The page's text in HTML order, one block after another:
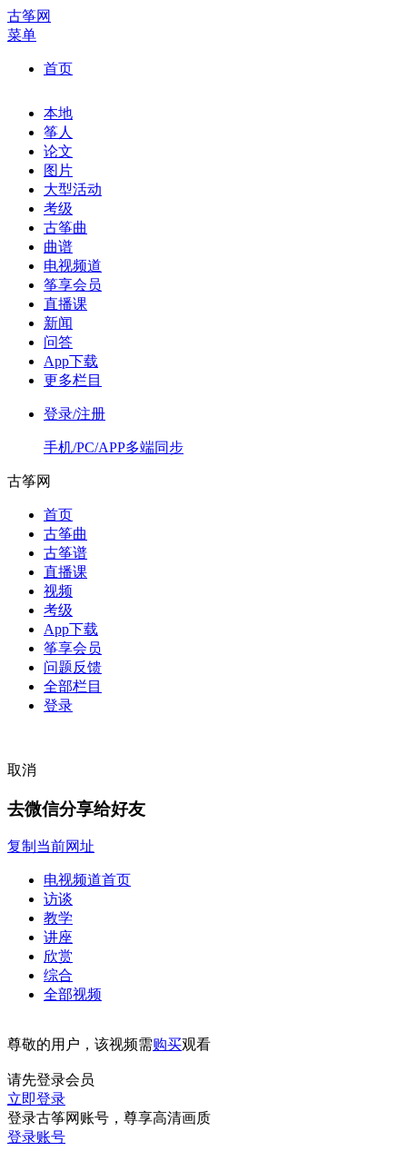
古筝网
菜单
首页
本地
筝人
论文
图片
大型活动
考级
古筝曲
曲谱
电视频道
筝享会员
直播课
新闻
问答
App下载
更多栏目
登录/注册
手机/PC/APP多端同步
古筝网
首页
古筝曲
古筝谱
直播课
视频
考级
App下载
筝享会员
问题反馈
全部栏目
登录
取消
去微信分享给好友
复制当前网址
电视频道首页
访谈
教学
讲座
欣赏
综合
全部视频
尊敬的用户，该视频需购买观看
请先登录会员
立即登录
登录古筝网账号，尊享高清画质
登录账号